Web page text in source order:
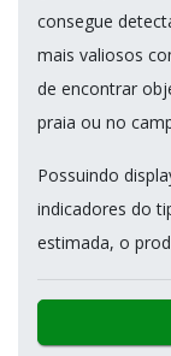
consegue
mais valiosos
de encontrar
praia ou no
Possuindo
indicadores do
estimada, o